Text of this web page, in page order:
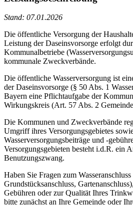
Stand: 07.01.2026
Die öffentliche Versorgung der
Leistung der Daseinsvorsorge erfolgt
Kommunalbetriebe
kommunale Zweckverbände.
Die öffentliche Wasserversorgung ist
der Daseinsvorsorge (§ 50 Abs. 1
Bayern eine Pflichtaufgabe der
Wirkungskreis (Art. 57 Abs. 2
Die Kommunen und Zweckverbände
Umgriff ihres Versorgungsgebietes
Wasserversorgungsbeiträge und -
Versorgungsgebieten besteht i.d.R. ein
Benutzungszwang.
Haben Sie Fragen zum
Grundstücksanschluss,
Gebühren oder zur Qualität Ihres
bitte zunächst an Ihre Gemeinde oder